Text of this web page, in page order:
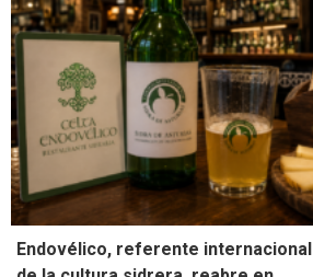
Endovélico, referente internacional